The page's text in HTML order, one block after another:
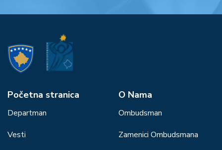
Početna stranica
Departman
Vesti
О Nama
Ombudsman
Zamenici Ombudsmana